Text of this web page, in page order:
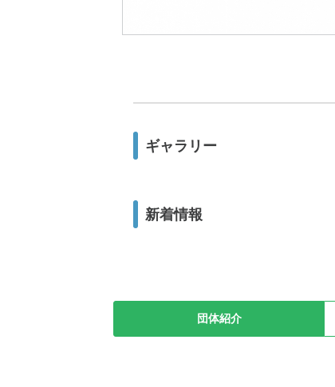
ギャラリー
新着情報
団体紹介